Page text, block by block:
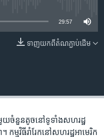
29:57
ទាញ​យក​ពី​តំណភ្ជាប់​ដើម
មួយ​ចំនួន​តូច​នៅ​ទូទាំង​សហ​រដ្ឋ​
កម្មវិធី​រាំ​រែក​នៅ​សហរដ្ឋ​អាមេរិក​